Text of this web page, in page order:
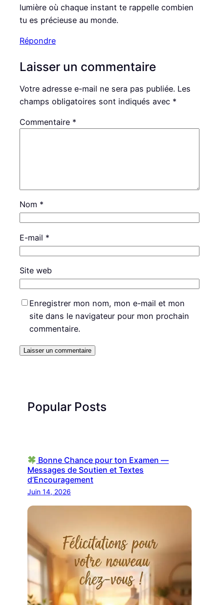
lumière où chaque instant te rappelle combien
tu es précieuse au monde.
Répondre
Laisser un commentaire
Votre adresse e-mail ne sera pas publiée. Les
champs obligatoires sont indiqués avec *
Commentaire *
Nom *
E-mail *
Site web
Enregistrer mon nom, mon e-mail et mon
site dans le navigateur pour mon prochain
commentaire.
Popular Posts
Bonne Chance pour ton Examen —
Messages de Soutien et Textes
d’Encouragement
Juin 14, 2026